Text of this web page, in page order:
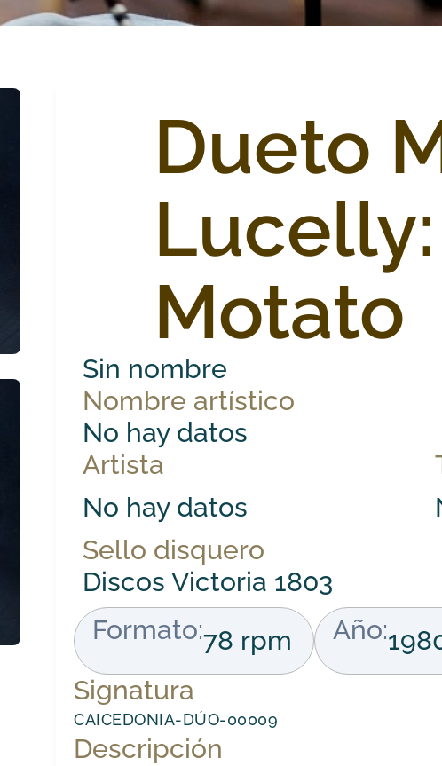
Dueto
Motato
Sin nombre
Nombre artístico
No hay datos
Artista
No hay datos
Sello disquero
Discos Victoria 1803
Formato:78 rpm Año:
Signatura
CAICEDONIA-DÚO-00009
Descripción